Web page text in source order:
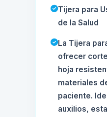
Tijera para
de la Salud
La Tijera
ofrecer
hoja
materiales
paciente.
auxilios,